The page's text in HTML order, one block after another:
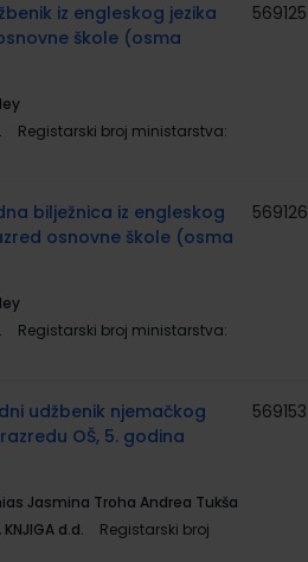
iz engleskog jezika
škole (osma
Registarski broj ministarstva:
569125
bilježnica iz engleskog
osnovne škole (osma
Registarski broj ministarstva:
569126
udžbenik njemačkog
OŠ, 5. godina
Jasmina Troha Andrea Tukša
KNJIGA d.d.
Registarski broj
569153